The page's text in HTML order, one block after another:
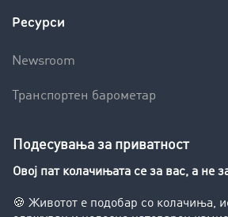
Ресурси
Newsroom
Транспортен барометар
Увид во транспортната берза
Забрани за возење на камиони